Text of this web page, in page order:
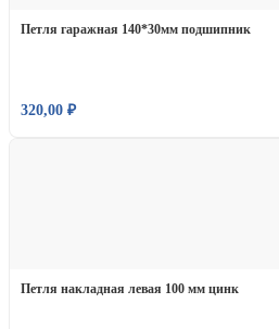
Петля гаражная 140*30мм подшипник
320,00 ₽
Петля накладная левая 100 мм цинк